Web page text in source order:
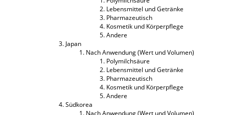
Lebensmittel und Getränke
Pharmazeutisch
Kosmetik und Körperpflege
Andere
Japan
Nach Anwendung (Wert und Volumen)
Polymilchsäure
Lebensmittel und Getränke
Pharmazeutisch
Kosmetik und Körperpflege
Andere
Südkorea
Nach Anwendung (Wert und Volumen)